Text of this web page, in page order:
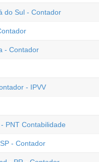
do Sul - Contador
- Contador
- IPVV
PNT Contabilidade
- Contador